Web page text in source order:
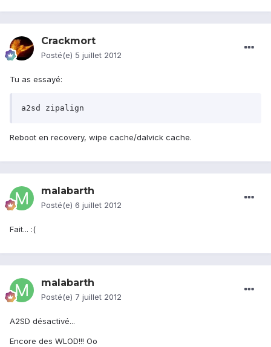
Crackmort
Posté(e) 5 juillet 2012
Tu as essayé:
Reboot en recovery, wipe cache/dalvick cache.
malabarth
Posté(e) 6 juillet 2012
Fait... :(
malabarth
Posté(e) 7 juillet 2012
A2SD désactivé...
Encore des WLOD!!! Oo